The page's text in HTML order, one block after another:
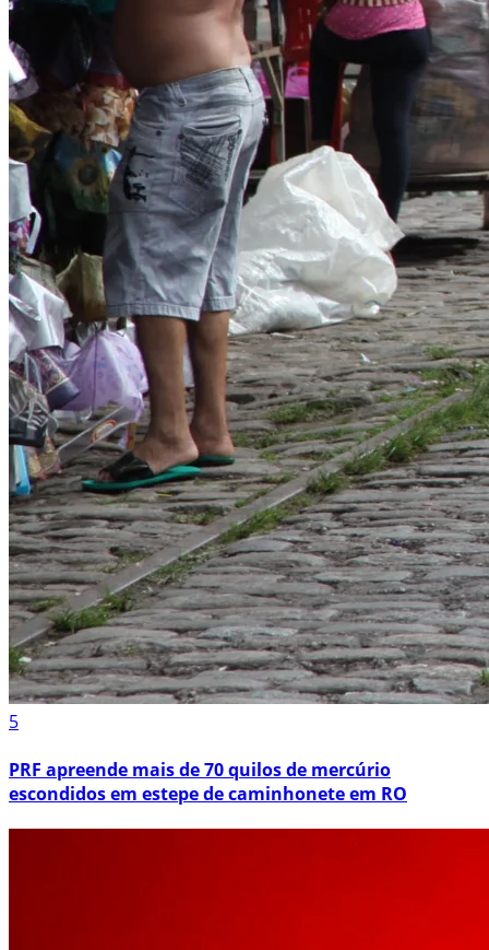
5
PRF apreende mais de 70 quilos de mercúrio
escondidos em estepe de caminhonete em RO